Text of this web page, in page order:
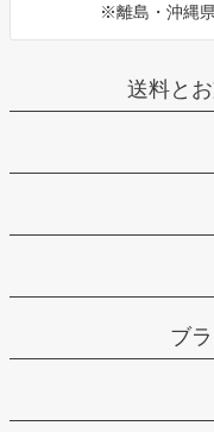
※離島・沖縄
送料と
ブ